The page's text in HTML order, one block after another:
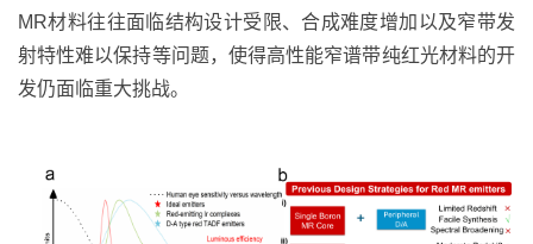
MR材料往往面临结构设计受限、合成难度增加以及窄带发
射特性难以保持等问题，使得高性能窄谱带纯红光材料的开
发仍面临重大挑战。